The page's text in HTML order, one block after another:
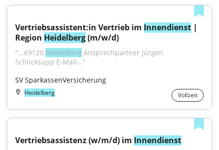
Vertriebsassistent:in Vertrieb im Innendienst |
Region Heidelberg (m/w/d)
"...69120 Heidelberg Ansprechpartner Jürgen
Schlicksupp E-Mail..."
SV SparkassenVersicherung
Heidelberg Vollzeit
Vertriebsassistenz (w/m/d) im Innendienst